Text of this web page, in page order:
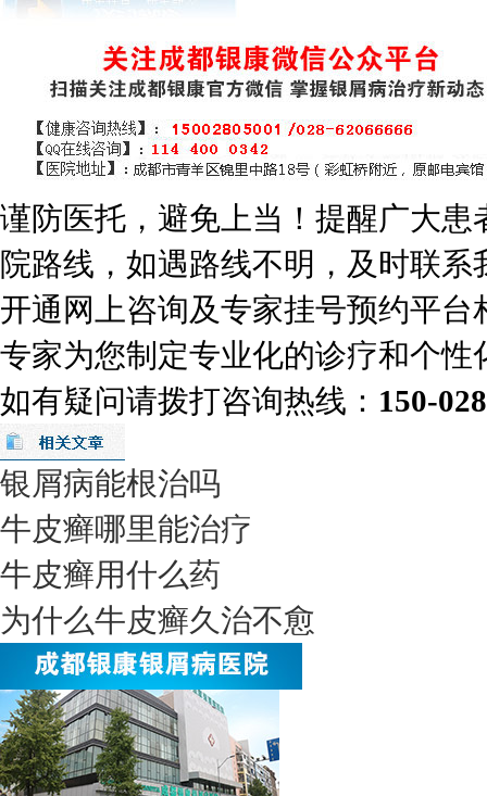
谨防医托，避免上当！提醒广大
院路线，如遇路线不明，及时联
开通网上咨询及专家挂号预约平
专家为您制定专业化的诊疗和个
如有疑问请拨打咨询热线： 150-
银屑病能根治吗
牛皮癣哪里能治疗
牛皮癣用什么药
为什么牛皮癣久治不愈